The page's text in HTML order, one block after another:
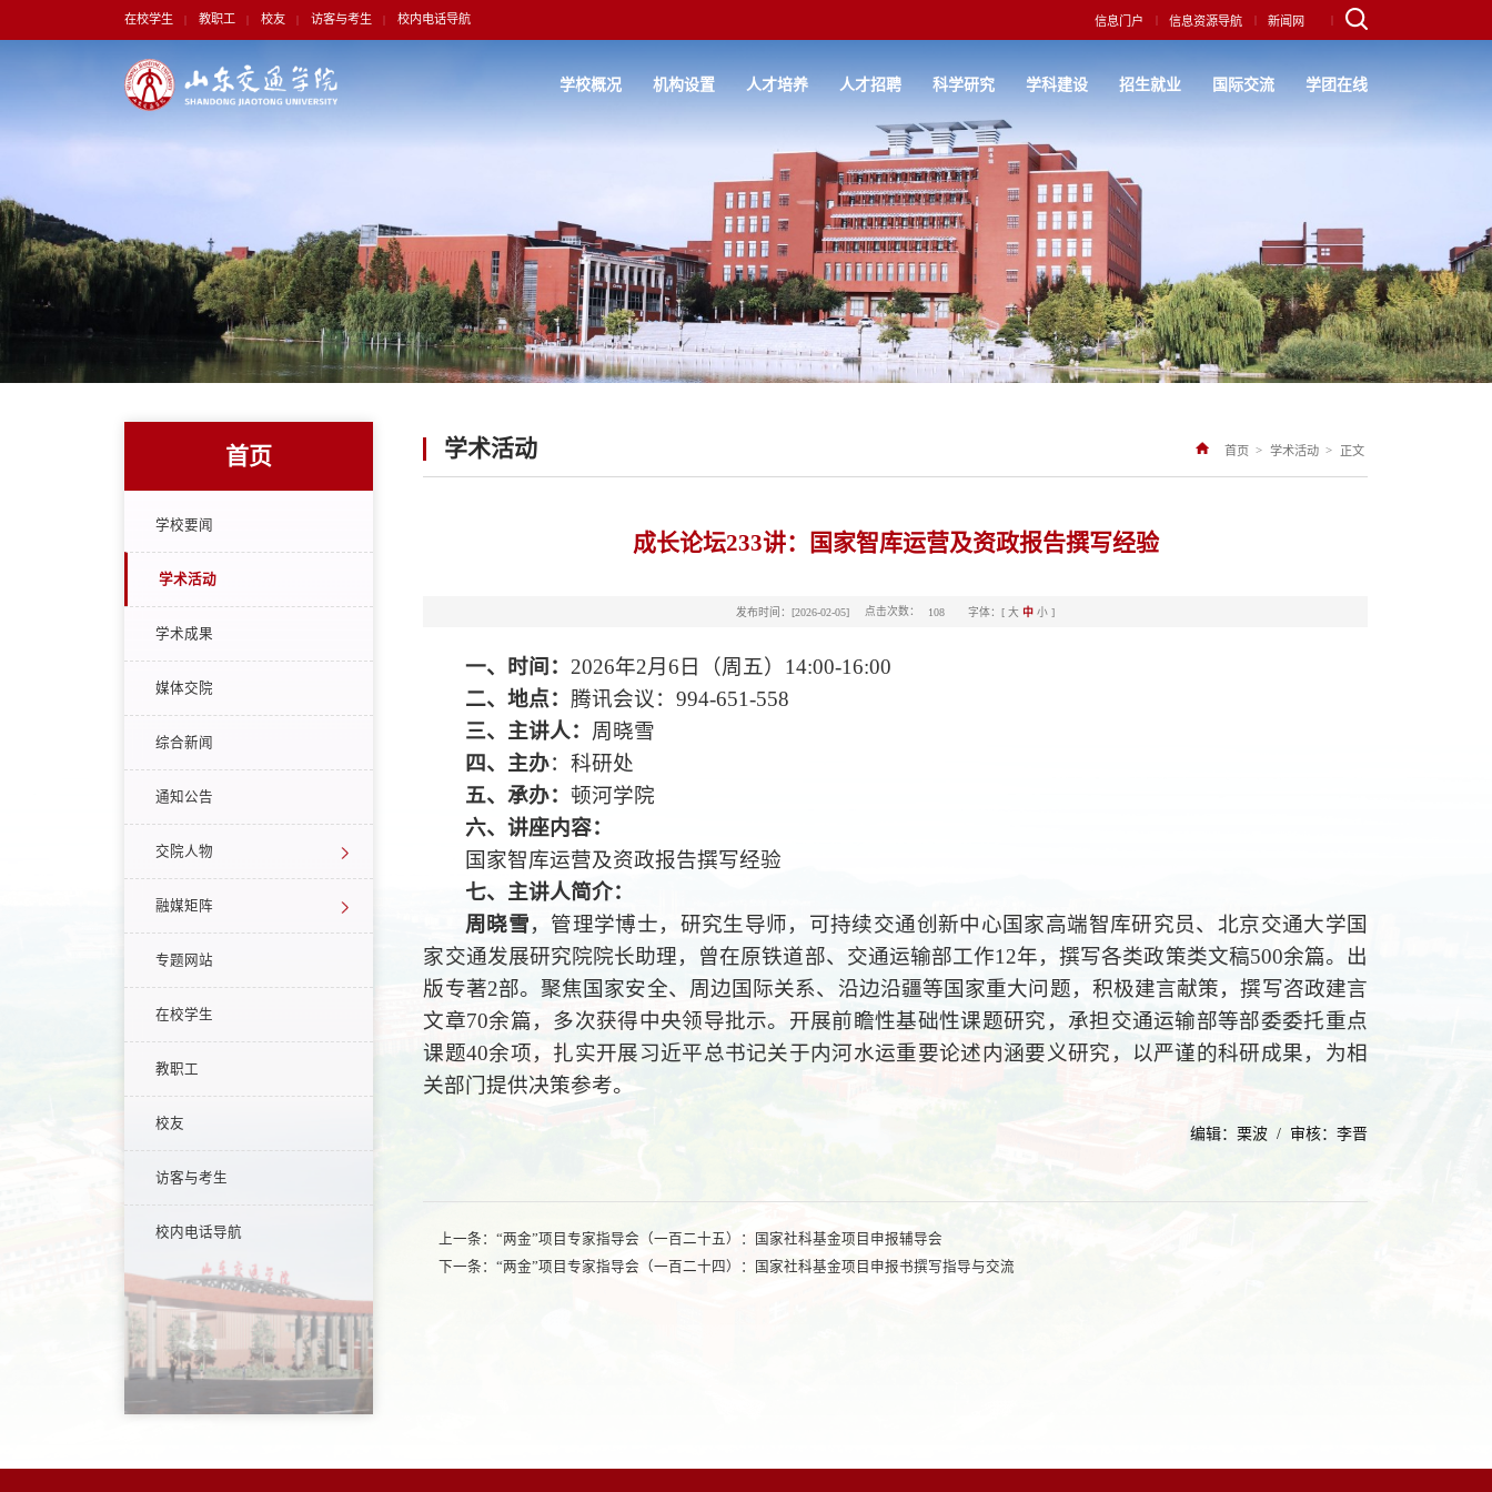
在校学生 教职工 校友 访客与考生 校内电话导航 信息门户 信息资源导航 新闻网
学校概况 机构设置 人才培养 人才招聘 科学研究 学科建设 招生就业 国际交流 学团在线
首页
学校要闻
学术活动
学术成果
媒体交院
综合新闻
通知公告
交院人物
融媒矩阵
专题网站
在校学生
教职工
校友
访客与考生
校内电话导航
学术活动 首页 > 学术活动 > 正文
成长论坛233讲：国家智库运营及资政报告撰写经验
发布时间：[2026-02-05] 点击次数： 108 字体：[大 中 小 ]
一、时间： 2026年2月6日（周五）14:00-16:00
二、地点： 腾讯会议：994-651-558
三、主讲人： 周晓雪
四、主办：科研处
五、承办： 顿河学院
六、讲座内容：
国家智库运营及资政报告撰写经验
七、 主讲人简介：
周晓雪，管理学博士，研究生导师，可持续交通创新中心国家高端智库研究员、北京交通大学国
家交通发展研究院院长助理，曾在原铁道部、交通运输部工作12年，撰写各类政策类文稿500余篇。出
版专著2部。聚焦国家安全、周边国际关系、沿边沿疆等国家重大问题，积极建言献策，撰写咨政建言
文章70余篇，多次获得中央领导批示。开展前瞻性基础性课题研究，承担交通运输部等部委委托重点
课题40余项，扎实开展习近平总书记关于内河水运重要论述内涵要义研究，以严谨的科研成果，为相
关部门提供决策参考。
编辑：栗波 / 审核：李晋
上一条：“两金”项目专家指导会（一百二十五）：国家社科基金项目申报辅导会
下一条：“两金”项目专家指导会（一百二十四）：国家社科基金项目申报书撰写指导与交流